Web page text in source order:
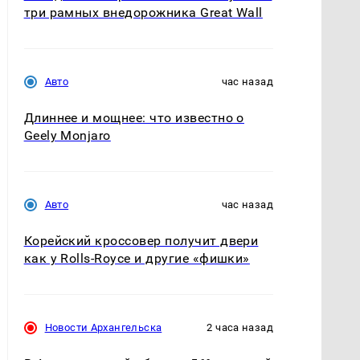
три рамных внедорожника Great Wall
Авто час назад
Длиннее и мощнее: что известно о
Geely Monjaro
Авто час назад
Корейский кроссовер получит двери
как у Rolls-Royce и другие «фишки»
Новости Архангельска 2 часа назад